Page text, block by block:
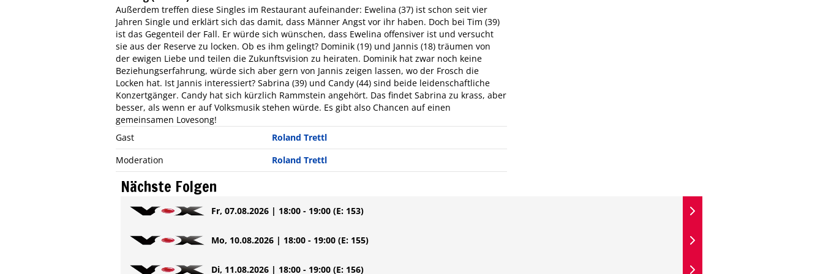
Außerdem treffen diese Singles im Restaurant aufeinander: Ewelina (37) ist schon seit vier
Jahren Single und erklärt sich das damit, dass Männer Angst vor ihr haben. Doch bei Tim (39)
ist das Gegenteil der Fall. Er würde sich wünschen, dass Ewelina offensiver ist und versucht
sie aus der Reserve zu locken. Ob es ihm gelingt? Dominik (19) und Jannis (18) träumen von
der ewigen Liebe und teilen die Zukunftsvision zu heiraten. Dominik hat zwar noch keine
Beziehungserfahrung, würde sich aber gern von Jannis zeigen lassen, wo der Frosch die
Locken hat. Ist Jannis interessiert? Sabrina (39) und Candy (44) sind beide leidenschaftliche
Konzertgänger. Candy hat sich kürzlich Rammstein angehört. Das findet Sabrina zu krass, aber
besser, als wenn er auf Volksmusik stehen würde. Es gibt also Chancen auf einen
gemeinsamen Lovesong!
Gast
Roland Trettl
Moderation
Roland Trettl
Nächste Folgen
Fr, 07.08.2026 | 18:00 - 19:00 (E: 153)
Mo, 10.08.2026 | 18:00 - 19:00 (E: 155)
Di, 11.08.2026 | 18:00 - 19:00 (E: 156)